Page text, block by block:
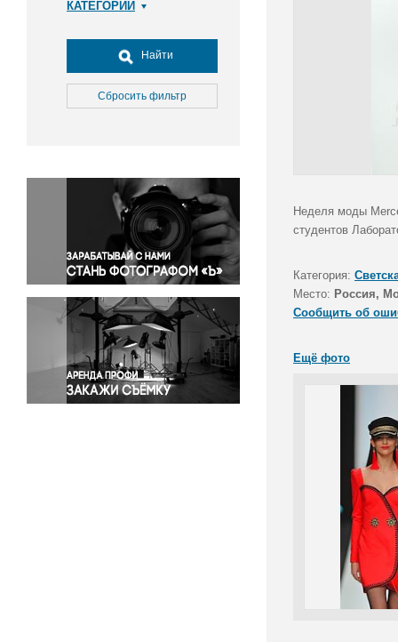
КАТЕГОРИИ
Досуг, туризм и отдых
Культура
Медицина
Окружающая среда
Политика
Правосудие
Происшествия и конфликты
Религия
Светская жизнь
Спорт
Экология
Экономика и бизнес
Найти
Сбросить фильтр
Неделя моды
студентов
Категория:
Место: Россия,
Сообщить об
Ещё фото